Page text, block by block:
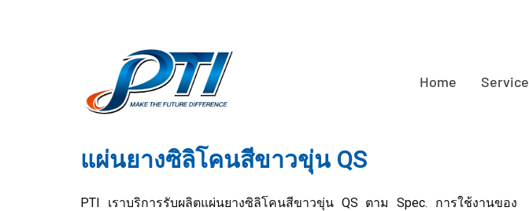
Home Service
แผ่นยางซิลิโคนสีขาวขุ่น QS
PTI เราบริการรับผลิตแผ่นยางซิลิโคนสีขาวขุ่น QS ตาม Spec. การใช้งานของ